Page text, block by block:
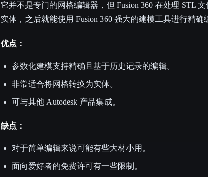
它并不是专门的网格编辑器，但 Fusion 360 在处理 STL
实体，之后就能使用 Fusion 360 强大的建模工具进行精确
优点：
参数化建模支持精确且基于历史记录的编辑。
非常适合将网格转换为实体。
可与其他 Autodesk 产品集成。
缺点：
对于简单编辑来说可能有些大材小用。
面向爱好者的免费许可有一些限制。